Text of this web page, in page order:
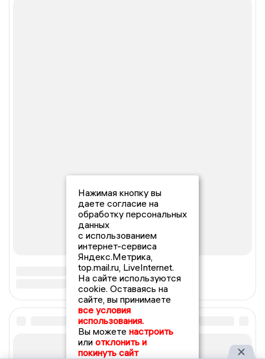
Нажимая кнопку вы
даете согласие на
обработку персональных
данных
с использованием
интернет-сервиса
Яндекс.Метрика,
top.mail.ru, LiveInternet.
На сайте используются
cookie. Оставаясь на
сайте, вы принимаете
все условия
использования.
Вы можете настроить
или отклонить и
покинуть сайт